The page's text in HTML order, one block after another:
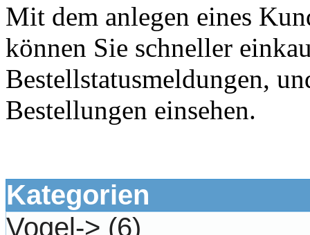
Mit dem anlegen eines
können Sie schneller
Bestellstatusmeldungen,
Bestellungen einsehen.
Kategorien
Vogel-> (6)